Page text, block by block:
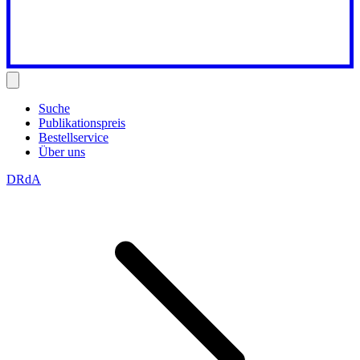
Suche
Publikationspreis
Bestellservice
Über uns
DRdA